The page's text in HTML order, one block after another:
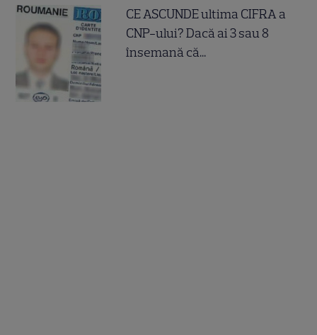
CE ASCUNDE ultima CIFRA a
CNP-ului? Dacă ai 3 sau 8
însemană că...